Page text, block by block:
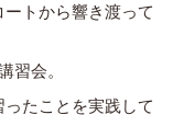
トから響き渡って
習会。
たことを実践して